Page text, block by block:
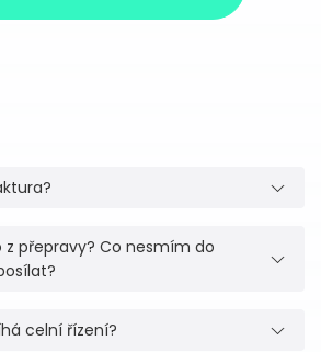
z přepravy? Co nesmím do
celní řízení?